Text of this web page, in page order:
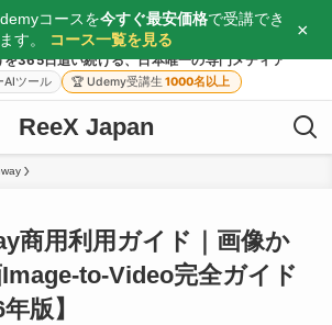
を365日追い続ける、日本唯一の専門メディア
AIツール 🏆 Udemy受講生 1000名以上
ReeX Japan
商用利用ガイド｜画像か
to-Video完全ガイド
版】
コースを今すぐ最安価格で受講でき
ます。
コース一覧を見る ×